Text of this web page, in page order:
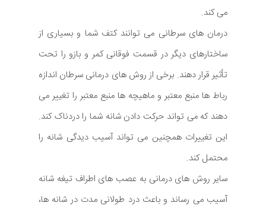
می کند.
درمان های سرطانی می توانند کتف شما و بسیاری از
ساختارهای دیگر در قسمت فوقانی کمر و بازو را تحت
تأثیر قرار دهند. برخی از روش های درمانی سرطان اندازه
رباط ها منبع معتبر و ماهیچه ها منبع معتبر را تغییر می
دهند که می تواند حرکت دادن شانه شما را دردناک کند.
این تغییرات همچنین می تواند آسیب دیدگی شانه را
محتمل کند.
سایر روش های درمانی به عصب های اطراف تیغه شانه
آسیب می رساند و باعث درد طولانی مدت در شانه ها،